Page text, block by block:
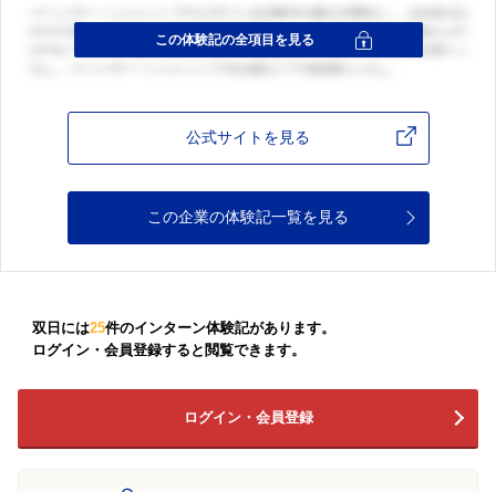
公式サイトを見る
この企業の体験記一覧を見る
双日には25件のインターン体験記があります。
ログイン・会員登録すると閲覧できます。
ログイン・会員登録